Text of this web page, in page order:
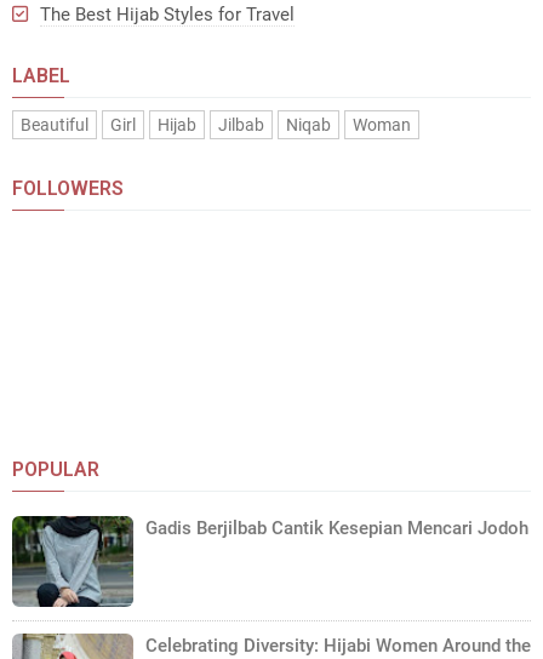
The Best Hijab Styles for Travel
LABEL
Beautiful Girl Hijab Jilbab Niqab Woman
FOLLOWERS
POPULAR
Gadis Berjilbab Cantik Kesepian Mencari Jodoh
Celebrating Diversity: Hijabi Women Around the